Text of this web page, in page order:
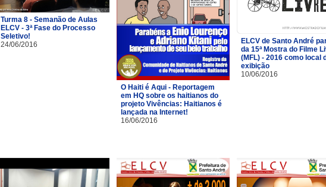
Turma 8 - Semanão de Aulas
ELCV - 3ª Fase do Processo
Seletivo!
24/06/2016
O Haiti é Aqui - Reportagem
em HQ sobre os haitianos do
projeto Vivências: Haitianos é
lançada na Internet!
16/06/2016
ELCV de Santo André
da 15ª Mostra do Filme
(MFL) - 2016 como local
exibição
10/06/2016